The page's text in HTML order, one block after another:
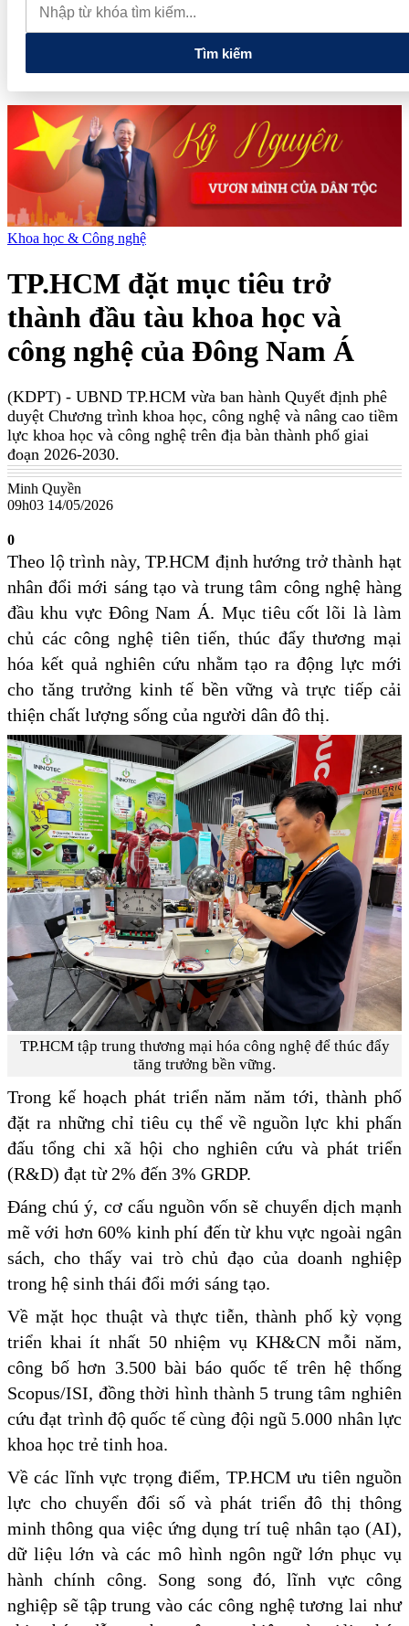
quyền trải nghiệm Van Gogh Timeless
xuất làm Dự án hầm đường bộ Tam Đảo 5.800 tỷ
Tìm kiếm
Khoa học & Công nghệ
TP.HCM đặt mục tiêu trở
thành đầu tàu khoa học và
công nghệ của Đông Nam Á
(KDPT) - UBND TP.HCM vừa ban hành Quyết định phê
duyệt Chương trình khoa học, công nghệ và nâng cao tiềm
lực khoa học và công nghệ trên địa bàn thành phố giai
đoạn 2026-2030.
Minh Quyền
09h03 14/05/2026
0
Theo lộ trình này, TP.HCM định hướng trở thành hạt
nhân đổi mới sáng tạo và trung tâm công nghệ hàng
đầu khu vực Đông Nam Á. Mục tiêu cốt lõi là làm
chủ các công nghệ tiên tiến, thúc đẩy thương mại
hóa kết quả nghiên cứu nhằm tạo ra động lực mới
cho tăng trưởng kinh tế bền vững và trực tiếp cải
thiện chất lượng sống của người dân đô thị.
TP.HCM tập trung thương mại hóa công nghệ để thúc đẩy
tăng trưởng bền vững.
Trong kế hoạch phát triển năm năm tới, thành phố
đặt ra những chỉ tiêu cụ thể về nguồn lực khi phấn
đấu tổng chi xã hội cho nghiên cứu và phát triển
(R&D) đạt từ 2% đến 3% GRDP.
Đáng chú ý, cơ cấu nguồn vốn sẽ chuyển dịch mạnh
mẽ với hơn 60% kinh phí đến từ khu vực ngoài ngân
sách, cho thấy vai trò chủ đạo của doanh nghiệp
trong hệ sinh thái đổi mới sáng tạo.
Về mặt học thuật và thực tiễn, thành phố kỳ vọng
triển khai ít nhất 50 nhiệm vụ KH&CN mỗi năm,
công bố hơn 3.500 bài báo quốc tế trên hệ thống
Scopus/ISI, đồng thời hình thành 5 trung tâm nghiên
cứu đạt trình độ quốc tế cùng đội ngũ 5.000 nhân lực
khoa học trẻ tinh hoa.
Về các lĩnh vực trọng điểm, TP.HCM ưu tiên nguồn
lực cho chuyển đổi số và phát triển đô thị thông
minh thông qua việc ứng dụng trí tuệ nhân tạo (AI),
dữ liệu lớn và các mô hình ngôn ngữ lớn phục vụ
hành chính công. Song song đó, lĩnh vực công
nghiệp sẽ tập trung vào các công nghệ tương lai như